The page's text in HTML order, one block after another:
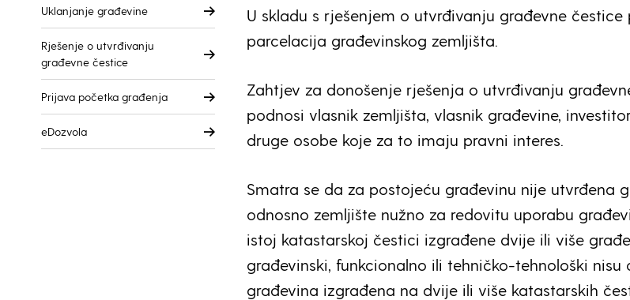
Uklanjanje građevine
Rješenje o utvrđivanju
građevne čestice
Prijava početka građenja
eDozvola
U skladu s rješenjem o utvrđivanju građevne čestice
parcelacija građevinskog zemljišta.
Zahtjev za donošenje rješenja o utvrđivanju
podnosi vlasnik zemljišta, vlasnik građevine,
druge osobe koje za to imaju pravni interes.
Smatra se da za postojeću građevinu nije utvrđena
odnosno zemljište nužno za redovitu uporabu
istoj katastarskoj čestici izgrađene dvije ili više
građevinski, funkcionalno ili tehničko-tehnološki nisu
građevina izgrađena na dvije ili više katastarskih